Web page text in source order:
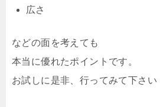
広さ
などの面を考えても
本当に優れたポイントです。
お試しに是非、行ってみて下さい